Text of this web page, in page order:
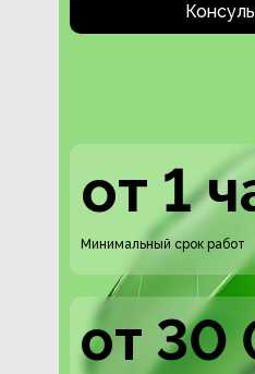
от 30
от 1
Минимальный срок работ